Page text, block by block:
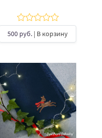
500 руб. | В корзину